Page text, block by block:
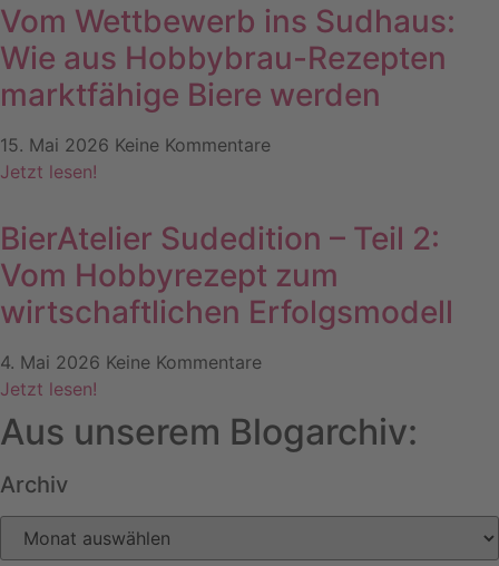
Vom Wettbewerb ins Sudhaus:
Wie aus Hobbybrau-Rezepten
marktfähige Biere werden
15. Mai 2026 Keine Kommentare
Jetzt lesen!
BierAtelier Sudedition – Teil 2:
Vom Hobbyrezept zum
wirtschaftlichen Erfolgsmodell
4. Mai 2026 Keine Kommentare
Jetzt lesen!
Aus unserem Blogarchiv:
Archiv
Archiv